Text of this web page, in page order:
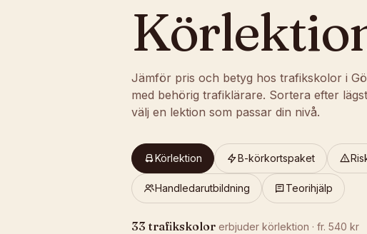
Jämför pris och betyg hos trafikskolor i
med behörig trafiklärare. Sortera efter
välj en lektion som passar din nivå.
Körlektion B-körkortspaket
Handledarutbildning Teorihjälp
33 trafikskolor erbjuder körlektion · fr. 540 kr